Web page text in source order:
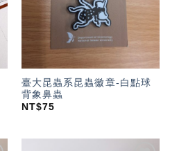
臺大昆蟲系昆蟲徽章-白點球
背象鼻蟲
NT$75